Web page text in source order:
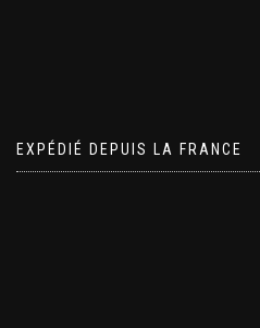
EXPÉDIÉ DEPUIS LA FRANCE